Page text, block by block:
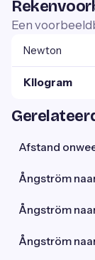
Een
Newton
Kilogram
Afstand
Ångström
Ångström
Ångström